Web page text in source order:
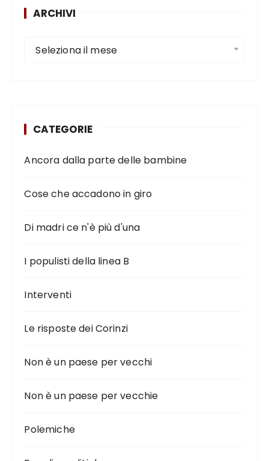
ARCHIVI
Seleziona il mese
CATEGORIE
Ancora dalla parte delle bambine
Cose che accadono in giro
Di madri ce n'è più d'una
I populisti della linea B
Interventi
Le risposte dei Corinzi
Non è un paese per vecchi
Non è un paese per vecchie
Polemiche